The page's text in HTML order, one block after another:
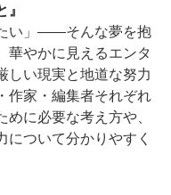
』
い」――そんな夢を抱
華やかに見えるエンタ
しい現実と地道な努力
作家・編集者それぞれ
に必要な考え方や、
について分かりやすく